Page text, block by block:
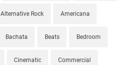
Alternative Rock Americana
Bachata Beats Bedroom
Cinematic Commercial